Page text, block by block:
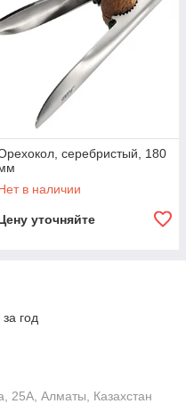
серебристый, 180
в наличии
уточняйте
год
25А, Алматы, Казахстан